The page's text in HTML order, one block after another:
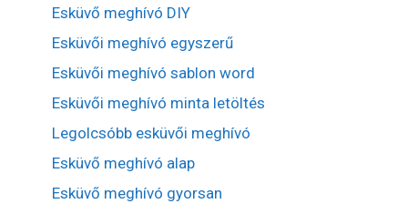
Esküvő meghívó DIY
Esküvői meghívó egyszerű
Esküvői meghívó sablon word
Esküvői meghívó minta letöltés
Legolcsóbb esküvői meghívó
Esküvő meghívó alap
Esküvő meghívó gyorsan